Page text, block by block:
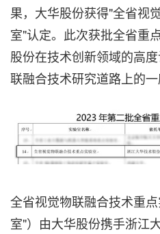
果，大华股份获得"全省视
室"认定。此次获批全省重
股份在技术创新领域的高
联融合技术研究道路上的一
全省视觉物联融合技术重
室"）由大华股份携手浙江